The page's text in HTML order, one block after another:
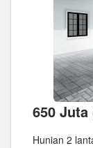
650 Juta
Hunian 2